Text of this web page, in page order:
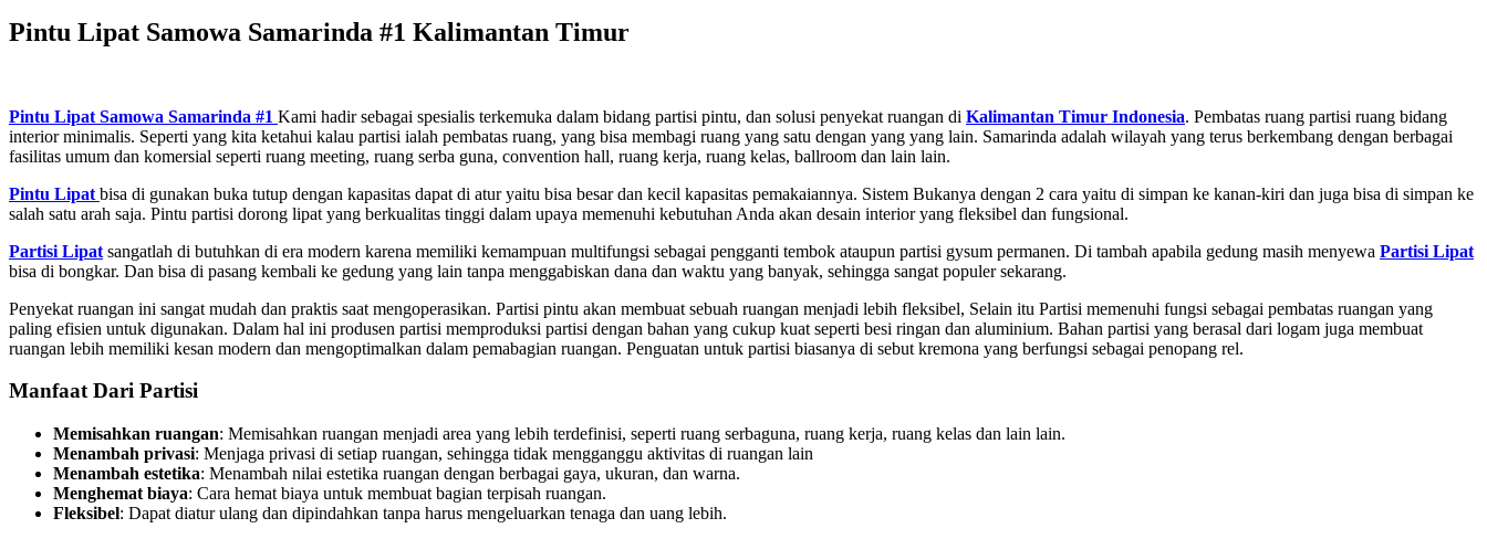
Pintu Lipat Samowa Samarinda #1 Kalimantan Timur
Pintu Lipat Samowa Samarinda #1 Kami hadir sebagai spesialis terkemuka dalam bidang partisi pintu, dan solusi penyekat ruangan di Kalimantan Timur Indonesia. Pembatas ruang partisi ruang bidang
interior minimalis. Seperti yang kita ketahui kalau partisi ialah pembatas ruang, yang bisa membagi ruang yang satu dengan yang yang lain. Samarinda adalah wilayah yang terus berkembang dengan berbagai
fasilitas umum dan komersial seperti ruang meeting, ruang serba guna, convention hall, ruang kerja, ruang kelas, ballroom dan lain lain.
Pintu Lipat bisa di gunakan buka tutup dengan kapasitas dapat di atur yaitu bisa besar dan kecil kapasitas pemakaiannya. Sistem Bukanya dengan 2 cara yaitu di simpan ke kanan-kiri dan juga bisa di simpan ke
salah satu arah saja. Pintu partisi dorong lipat yang berkualitas tinggi dalam upaya memenuhi kebutuhan Anda akan desain interior yang fleksibel dan fungsional.
Partisi Lipat sangatlah di butuhkan di era modern karena memiliki kemampuan multifungsi sebagai pengganti tembok ataupun partisi gysum permanen. Di tambah apabila gedung masih menyewa Partisi Lipat
bisa di bongkar. Dan bisa di pasang kembali ke gedung yang lain tanpa menggabiskan dana dan waktu yang banyak, sehingga sangat populer sekarang.
Penyekat ruangan ini sangat mudah dan praktis saat mengoperasikan. Partisi pintu akan membuat sebuah ruangan menjadi lebih fleksibel, Selain itu Partisi memenuhi fungsi sebagai pembatas ruangan yang
paling efisien untuk digunakan. Dalam hal ini produsen partisi memproduksi partisi dengan bahan yang cukup kuat seperti besi ringan dan aluminium. Bahan partisi yang berasal dari logam juga membuat
ruangan lebih memiliki kesan modern dan mengoptimalkan dalam pemabagian ruangan. Penguatan untuk partisi biasanya di sebut kremona yang berfungsi sebagai penopang rel.
Manfaat Dari Partisi
Memisahkan ruangan: Memisahkan ruangan menjadi area yang lebih terdefinisi, seperti ruang serbaguna, ruang kerja, ruang kelas dan lain lain.
Menambah privasi: Menjaga privasi di setiap ruangan, sehingga tidak mengganggu aktivitas di ruangan lain
Menambah estetika: Menambah nilai estetika ruangan dengan berbagai gaya, ukuran, dan warna.
Menghemat biaya: Cara hemat biaya untuk membuat bagian terpisah ruangan.
Fleksibel: Dapat diatur ulang dan dipindahkan tanpa harus mengeluarkan tenaga dan uang lebih.